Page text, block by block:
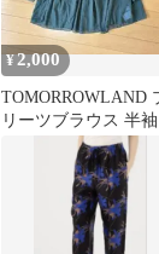
¥2,000
TOMORROWLAND
リーツブラウス 半